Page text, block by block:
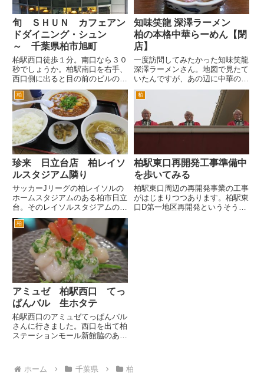
旬 ＳＨＵＮ カフェアン
ドダイニング・シュン
～ 千葉県柏市旭町
柏駅西口徒歩１分。南口なら３０
秒でしょうか。柏駅南口を右手、
西口側に出ると目の前のビルの３
階です。 おしゃれな雰囲気のカ
フェバー風であり、お料理も創作
系のお料理が、おいしいです。
正直言って、一見予算が、高めか
なという雰囲気ですが、意外と
リ...
知味笑龍 深澤ラーメン
柏の本格中華らーめん【閉
店】
一度訪問してみたかった知味笑龍
深澤ラーメンさん。地図で見たて
いたんですが、あの辺に中華のお
店あったかなあ・・・と。郵便局
の前の通りをレイソル通り（柏３
小通り）商店街入口の交差点付近
まで歩いてきました。 しかし
見落として、行き過ぎてしまい...
柏
珍来 日立台店 柏レイソ
ルスタジアム隣り
サッカーJリーグの柏レイソルの
ホームスタジアムのある柏市日立
台。そのレイソルスタジアムの入
口の脇にあるのが、埼玉、千葉、
茨城に多く出店している中華料理
の珍来 日立台店さんです。
この場所はもともとラーメンチェ
ーンのくるまやラーメンでし
た。...
柏
柏駅東口再開発工事準備中
を歩いてみる
柏駅東口周辺の再開発事業の工事
がはじまりつつあります。柏駅東
口D第一地区再開発というそうで
柏
アミュゼ 柏駅西口 てっ
ぱんバル 生ホタテ
柏駅西口のアミュゼてっぱんバル
さんに行きました。西口を出て柏
ステーションモール新館脇のあさ
のサラリーマンがたくさん歩いて
ます。 一緒にフルーツをカー
ホーム 千葉県 柏